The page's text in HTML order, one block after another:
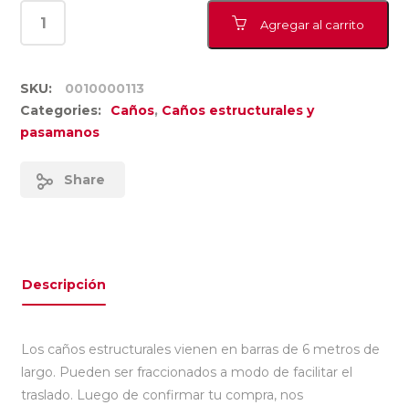
Agregar al carrito
SKU:
0010000113
Categories:
Caños, Caños estructurales y
pasamanos
Share
Descripción
Los caños estructurales vienen en barras de 6 metros de
largo. Pueden ser fraccionados a modo de facilitar el
traslado. Luego de confirmar tu compra, nos